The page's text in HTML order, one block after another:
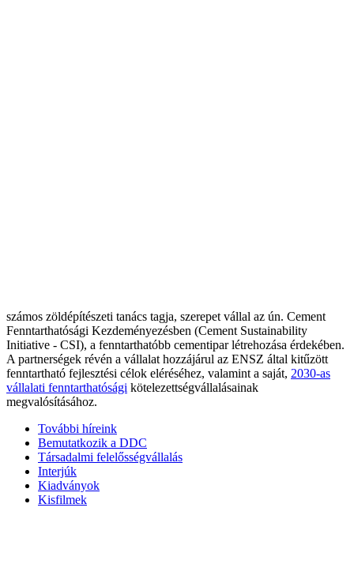
számos zöldépítészeti tanács tagja, szerepet vállal az ún. Cement
Fenntarthatósági Kezdeményezésben (Cement Sustainability
Initiative - CSI), a fenntarthatóbb cementipar létrehozása érdekében.
A partnerségek révén a vállalat hozzájárul az ENSZ által kitűzött
fenntartható fejlesztési célok eléréséhez, valamint a saját, 2030-as
vállalati fenntarthatósági kötelezettségvállalásainak
megvalósításához.
További híreink
Bemutatkozik a DDC
Társadalmi felelősségvállalás
Interjúk
Kiadványok
Kisfilmek